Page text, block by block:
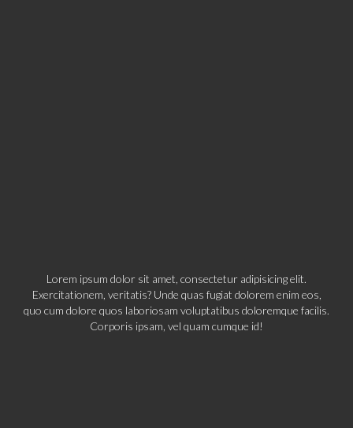
Lorem ipsum dolor sit amet, consectetur adipisicing elit.
Exercitationem, veritatis? Unde quas fugiat dolorem enim eos,
quo cum dolore quos laboriosam voluptatibus doloremque facilis.
Corporis ipsam, vel quam cumque id!